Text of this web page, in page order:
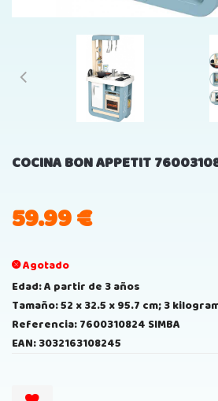
COCINA BON APPETIT
59.99€
Agotado
Edad: A partir de 3 años
Tamaño: 52 x 32.5 x 95.7 cm; 3
Referencia: 7600310824 SIMBA
EAN: 3032163108245